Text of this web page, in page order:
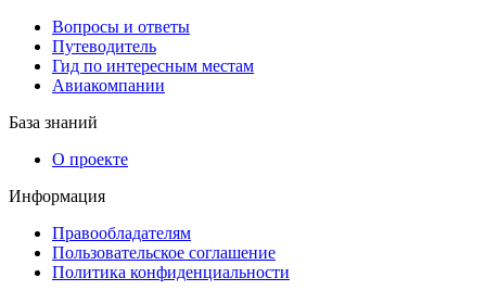
Вопросы и ответы
Путеводитель
Гид по интересным местам
Авиакомпании
База знаний
О проекте
Информация
Правообладателям
Пользовательское соглашение
Политика конфиденциальности